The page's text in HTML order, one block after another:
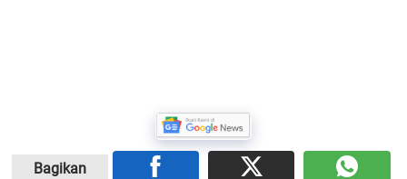
Bagikan